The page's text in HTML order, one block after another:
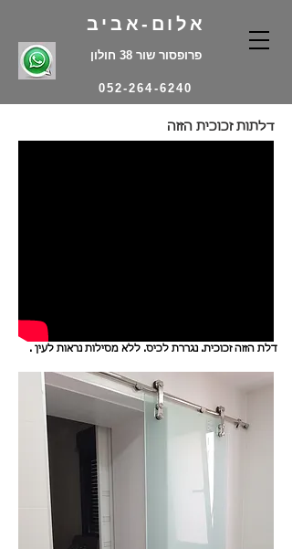
אלום-אביב
פרופסור שור 38 חולון
052-264-6240
דלתות זכוכית הזזה
דלת הזזה זכוכית. נגררת לכיס. ללא מסילות נראות לעין .